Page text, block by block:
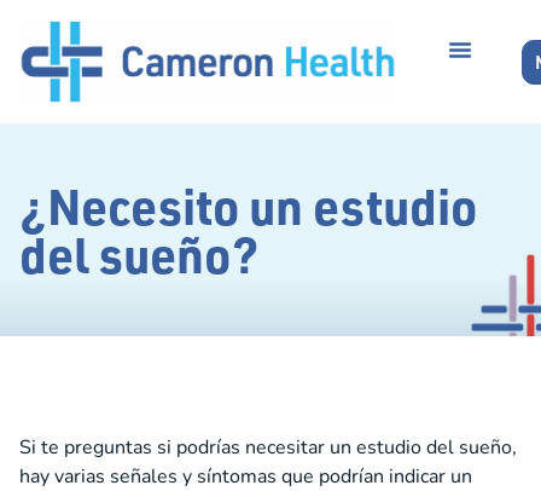
¿Necesito un estudio
del sueño?
Si te preguntas si podrías necesitar un estudio del sueño,
hay varias señales y síntomas que podrían indicar un